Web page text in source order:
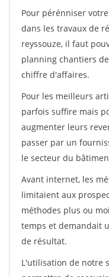
Pour pérénniser
dans les travaux de
reyssouze, il faut
planning chantiers
chiffre d'affaires.
Pour les meilleurs
parfois suffire mais
augmenter leurs
passer par un
le secteur du
Avant internet, les
limitaient aux
méthodes plus ou
temps et demandait
de résultat.
L'utilisation de notre